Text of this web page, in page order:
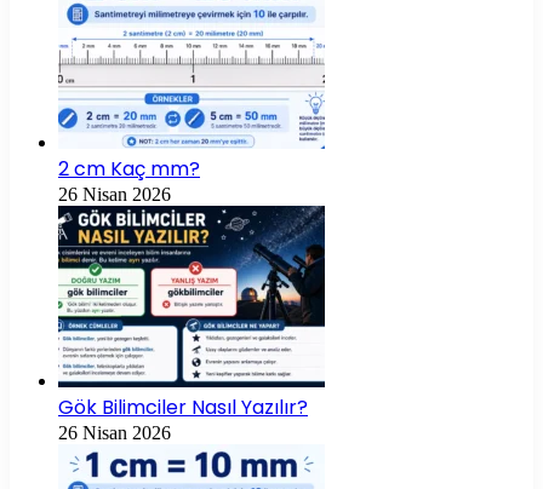
2 cm Kaç mm?
26 Nisan 2026
Gök Bilimciler Nasıl Yazılır?
26 Nisan 2026